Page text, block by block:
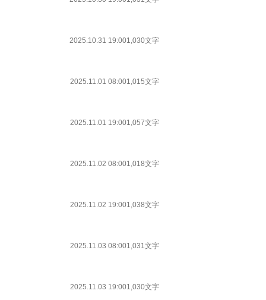
2025.10.31 19:001,030文字
2025.11.01 08:001,015文字
2025.11.01 19:001,057文字
2025.11.02 08:001,018文字
2025.11.02 19:001,038文字
2025.11.03 08:001,031文字
2025.11.03 19:001,030文字